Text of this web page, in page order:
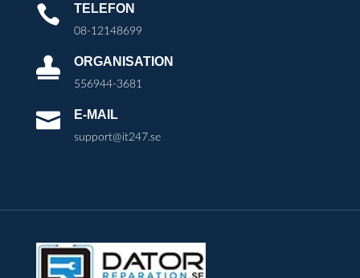
 TELEFON
08-12148699
 ORGANISATION
556944-3681
 E-MAIL
support@it247.se